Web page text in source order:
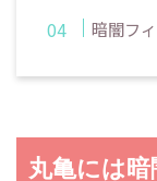
暗闇フ
丸亀には